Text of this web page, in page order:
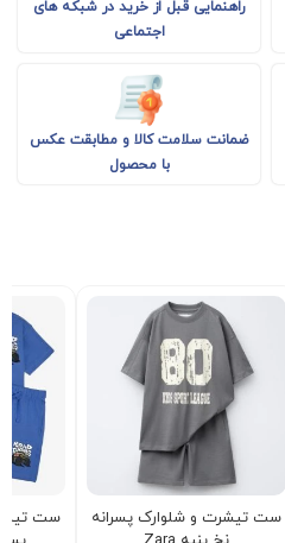
راهنمایی قبل از خرید در شبکه های
اجتماعی
ضمانت سلامت کالا و مطابقت عکس
با محصول
ست تیشرت و شلوارک پسرانه
ست